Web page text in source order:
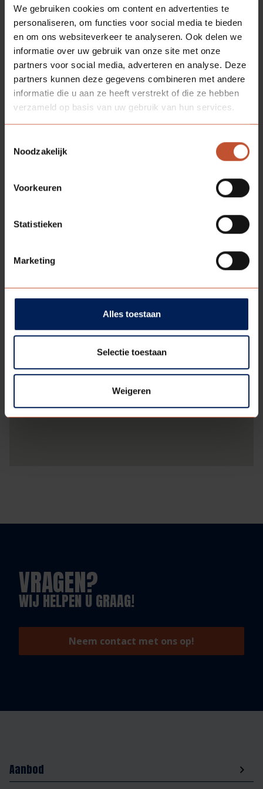
We gebruiken cookies om content en advertenties te
personaliseren, om functies voor social media te bieden
en om ons websiteverkeer te analyseren. Ook delen we
informatie over uw gebruik van onze site met onze
partners voor social media, adverteren en analyse. Deze
partners kunnen deze gegevens combineren met andere
informatie die u aan ze heeft verstrekt of die ze hebben
verzameld op basis van uw gebruik van hun services.
Noodzakelijk
Voorkeuren
Statistieken
Marketing
Alles toestaan
Selectie toestaan
Weigeren
VRAGEN?
WIJ HELPEN U GRAAG!
Neem contact met ons op!
Aanbod